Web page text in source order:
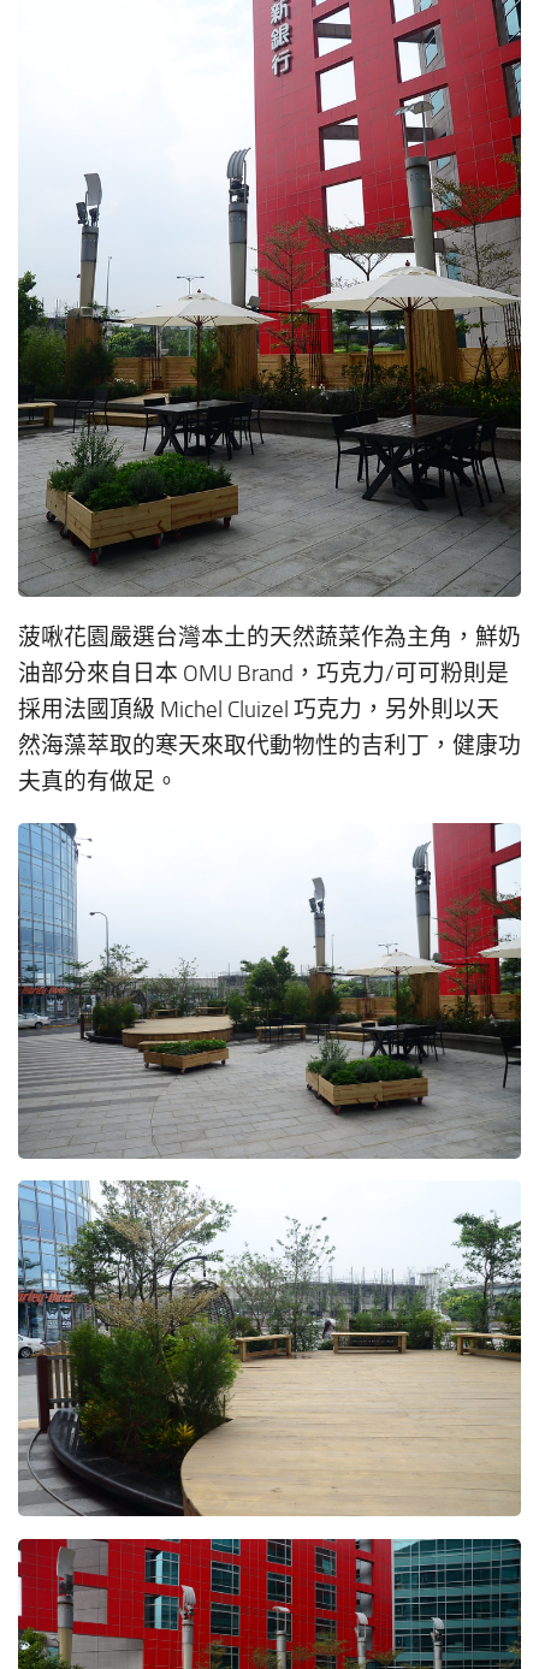
菠啾花園嚴選台灣本土的天然蔬菜作為主角，鮮奶
油部分來自日本 OMU Brand，巧克力/可可粉則是
採用法國頂級 Michel Cluizel 巧克力，另外則以天
然海藻萃取的寒天來取代動物性的吉利丁，健康功
夫真的有做足。